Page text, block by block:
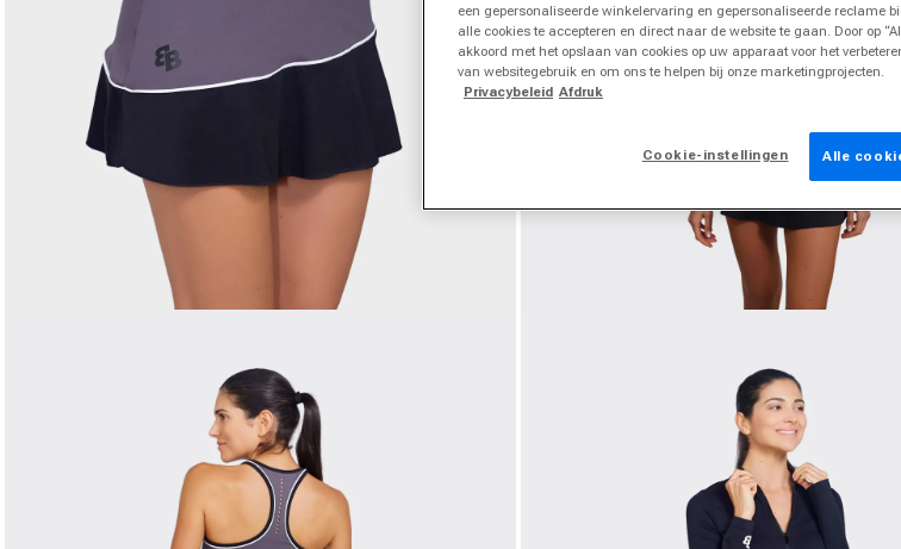
een gepersonaliseerde winkelervaring en gepersonaliseerde reclame
alle cookies te accepteren en direct naar de website te gaan. Door op
akkoord met het opslaan van cookies op uw apparaat voor het
van websitegebruik en om ons te helpen bij onze marketingprojecten.
Privacybeleid Afdruk
Cookie-instellingen Alle